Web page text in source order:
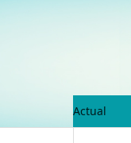
Actual